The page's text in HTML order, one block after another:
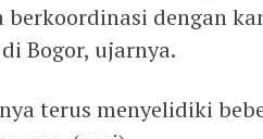
dengan
Bogor, ujarnya.
terus menyelidiki